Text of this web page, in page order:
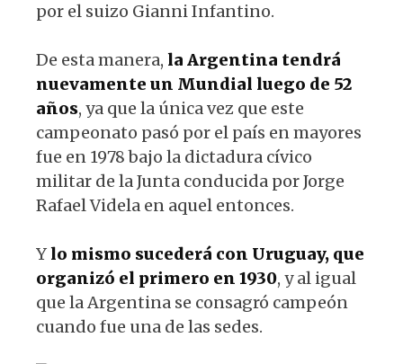
por el suizo Gianni Infantino.
De esta manera, la Argentina tendrá
nuevamente un Mundial luego de 52
años, ya que la única vez que este
campeonato pasó por el país en mayores
fue en 1978 bajo la dictadura cívico
militar de la Junta conducida por Jorge
Rafael Videla en aquel entonces.
Ylo mismo sucederá con Uruguay, que
organizó el primero en 1930, y al igual
que la Argentina se consagró campeón
cuando fue una de las sedes.